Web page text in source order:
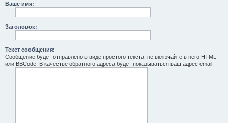
Ваше имя:
Заголовок:
Текст сообщения:
Сообщение будет отправлено в виде простого текста, не включайте в него HTML
или BBCode. В качестве обратного адреса будет показываться ваш адрес email.